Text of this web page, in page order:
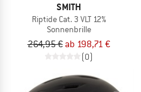
SMITH
Riptide Cat. 3 VLT 12%
Sonnenbrille
264,95 € ab 198,71 €
(0)